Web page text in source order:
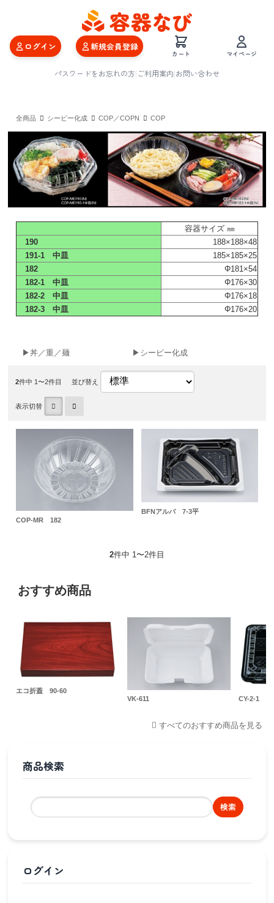
ログイン 新規会員登録
カート マイページ
パスワードをお忘れの方|ご利用案内|お問い合わせ
全商品 シーピー化成 COP／COPN COP
容器サイズ ㎜
190
188×188×48
191-1 中皿
185×185×25
182
Φ181×54
182-1 中皿
Φ176×30
182-2 中皿
Φ176×18
182-3 中皿
Φ176×20
▶丼／重／麺 ▶シーピー化成
2件中 1〜2件目 並び替え
表示切替
COP-MR 182
BFNアルバ 7-3平
2件中 1〜2件目
おすすめ商品
エコ折蓋 90-60
VK-611
CY-2-1
すべてのおすすめ商品を見る
商品検索
検索
ログイン